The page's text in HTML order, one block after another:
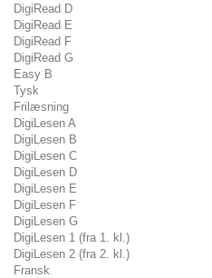
DigiRead D
DigiRead E
DigiRead F
DigiRead G
Easy B
Tysk
Frilæsning
DigiLesen A
DigiLesen B
DigiLesen C
DigiLesen D
DigiLesen E
DigiLesen F
DigiLesen G
DigiLesen 1 (fra 1. kl.)
DigiLesen 2 (fra 2. kl.)
Fransk